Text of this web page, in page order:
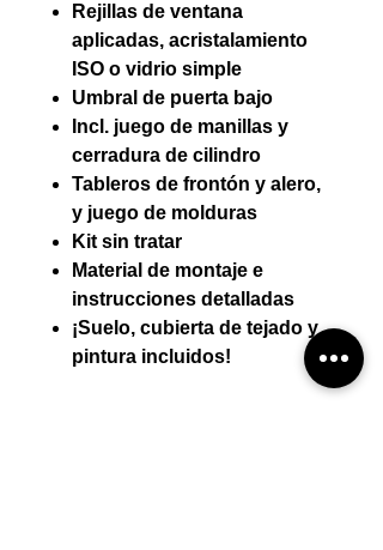
Rejillas de ventana
aplicadas, acristalamiento
ISO o vidrio simple
Umbral de puerta bajo
Incl. juego de manillas y
cerradura de cilindro
Tableros de frontón y alero,
y juego de molduras
Kit sin tratar
Material de montaje e
instrucciones detalladas
¡Suelo, cubierta de tejado y
pintura incluidos!